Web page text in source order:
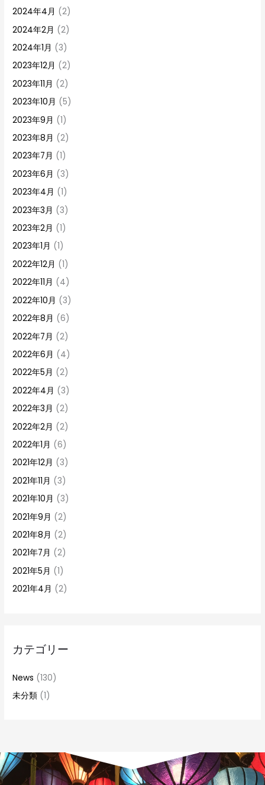
2024年4月 (2)
2024年2月 (2)
2024年1月 (3)
2023年12月 (2)
2023年11月 (2)
2023年10月 (5)
2023年9月 (1)
2023年8月 (2)
2023年7月 (1)
2023年6月 (3)
2023年4月 (1)
2023年3月 (3)
2023年2月 (1)
2023年1月 (1)
2022年12月 (1)
2022年11月 (4)
2022年10月 (3)
2022年8月 (6)
2022年7月 (2)
2022年6月 (4)
2022年5月 (2)
2022年4月 (3)
2022年3月 (2)
2022年2月 (2)
2022年1月 (6)
2021年12月 (3)
2021年11月 (3)
2021年10月 (3)
2021年9月 (2)
2021年8月 (2)
2021年7月 (2)
2021年5月 (1)
2021年4月 (2)
カテゴリー
News (130)
未分類 (1)